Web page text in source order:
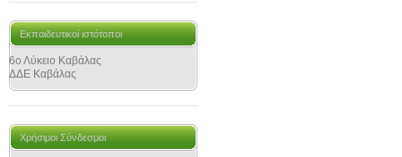
Εκπαιδευτικοί ιστότοποι
6ο Λύκειο Καβάλας
ΔΔΕ Καβάλας
Χρήσιμοι Σύνδεσμοι